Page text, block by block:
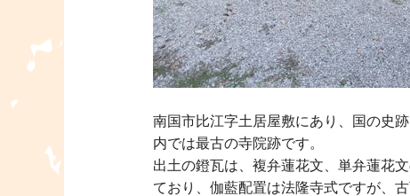
南国市比江字土居屋敷にあり、国の史
内では最古の寺院跡です。
出土の鐙瓦は、複弁蓮花文、単弁蓮花
ており、伽藍配置は法隆寺式ですが、